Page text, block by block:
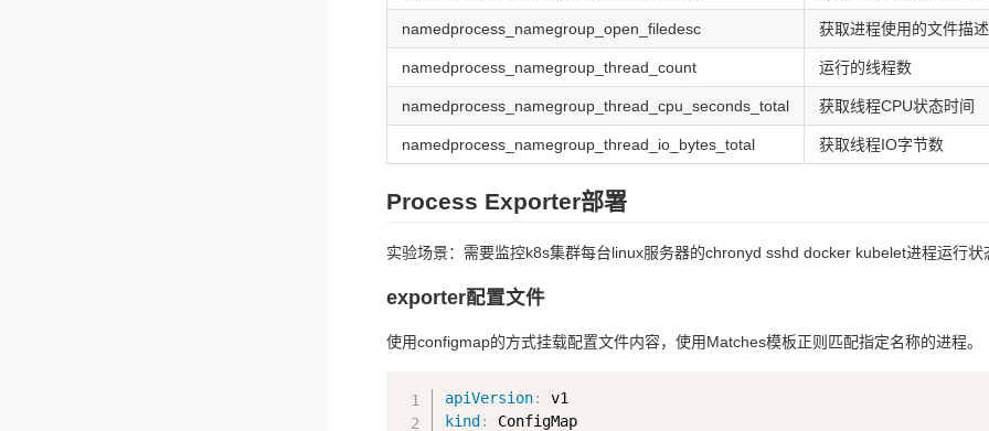
namedprocess_namegroup_open_filedesc 获取进程使用的文件描
namedprocess_namegroup_thread_count 运行的线程数
namedprocess_namegroup_thread_cpu_seconds_total 获取线程CPU状态时间
namedprocess_namegroup_thread_io_bytes_total 获取线程IO字节数
Process Exporter部署
实验场景：需要监控k8s集群每台linux服务器的chronyd sshd docker kubelet进程运行
exporter配置文件
使用configmap的方式挂载配置文件内容，使用Matches模板正则匹配指定名称的进程。
apiVersion:
kind:
ConfigMap